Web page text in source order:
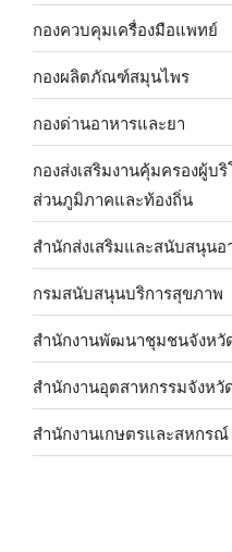
กองควบคุมเครื่องมือแพทย์
กองผลิตภัณฑ์สมุนไพร
กองด่านอาหารและยา
กองส่งเสริมงานคุ้มครองผู้
ส่วนภูมิภาคและท้องถิ่น
สำนักส่งเสริมและสนับสนุน
กรมสนับสนุนบริการสุขภาพ
สำนักงานพัฒนาชุมชนจังหวัด
สำนักงานอุตสาหกรรมจังหวั
สำนักงานเกษตรและสหกรณ์